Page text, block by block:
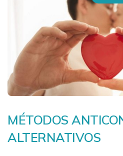
MÉTODOS
ALTERNATIVOS